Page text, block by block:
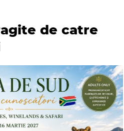
de catre